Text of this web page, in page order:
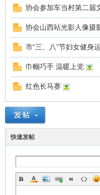
协会参加车当村第二届
协会山西站光影人像摄
市“三、八”节妇女健身
巾帼巧手 温暖上党
红色长马赛
快速发帖